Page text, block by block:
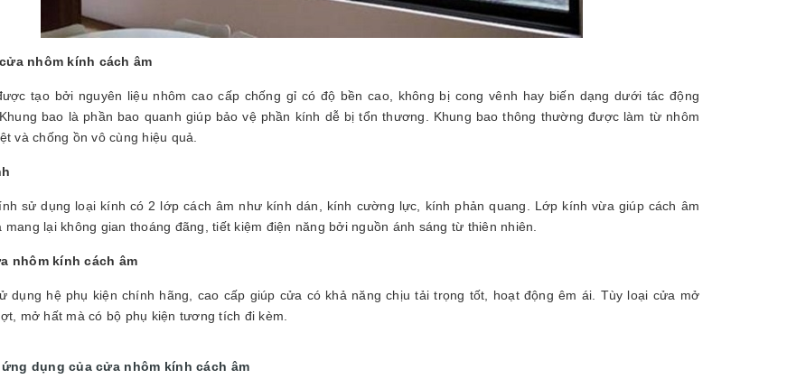
nhôm kính cách âm
tạo bởi nguyên liệu nhôm cao cấp chống gỉ có độ bền cao, không bị cong vênh hay biến dạng dưới tác động
bao là phần bao quanh giúp bảo vệ phần kính dễ bị tổn thương. Khung bao thông thường được làm từ nhôm
và chống ồn vô cùng hiệu quả.
sử dụng loại kính có 2 lớp cách âm như kính dán, kính cường lực, kính phản quang. Lớp kính vừa giúp cách âm
mang lại không gian thoáng đãng, tiết kiệm điện năng bởi nguồn ánh sáng từ thiên nhiên.
nhôm kính cách âm
dụng hệ phụ kiện chính hãng, cao cấp giúp cửa có khả năng chịu tải trọng tốt, hoạt động êm ái. Tùy loại cửa mở
mở hất mà có bộ phụ kiện tương tích đi kèm.
dụng của cửa nhôm kính cách âm